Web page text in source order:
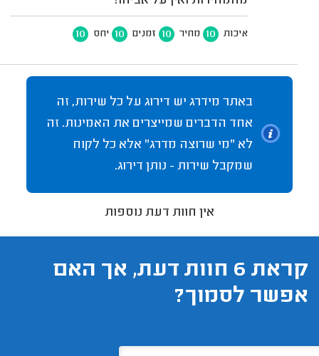
איכות 10 מחיר 10 זמנים 10 יחס 10
באתר מידרג יש דירוג על כל שירות, זה
אחד הדברים שמייצרים את האמינות. זה
לא "מי שרוצה מדרג" אלא כל לקוח
שמקבל שירות - נותן דירוג.
אין חוות דעת נוספות
קראת 6 חוות דעת, אך האם
אפשר לסמוך?